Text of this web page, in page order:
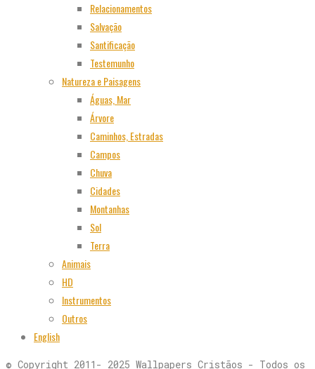
Relacionamentos
Salvação
Santificação
Testemunho
Natureza e Paisagens
Águas, Mar
Árvore
Caminhos, Estradas
Campos
Chuva
Cidades
Montanhas
Sol
Terra
Animais
HD
Instrumentos
Outros
English
© Copyright 2011- 2025 Wallpapers Cristãos - Todos os